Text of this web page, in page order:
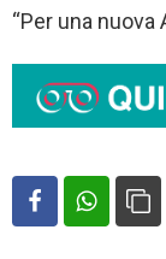
“Per una nuova